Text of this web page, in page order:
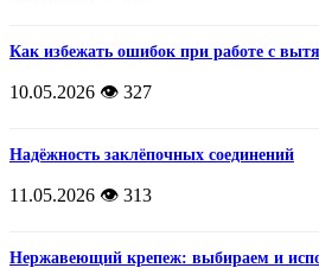
Как избежать ошибок при работе с
10.05.2026 👁️ 327
Надёжность заклёпочных соединений
11.05.2026 👁️ 313
Нержавеющий крепеж: выбираем и